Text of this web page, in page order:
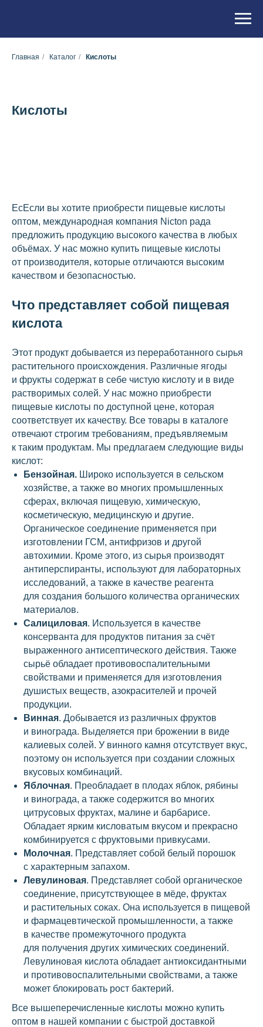
Главная / Каталог / Кислоты
Кислоты
ЕсЕсли вы хотите приобрести пищевые кислоты
оптом, международная компания Nicton рада
предложить продукцию высокого качества в любых
объёмах. У нас можно купить пищевые кислоты
от производителя, которые отличаются высоким
качеством и безопасностью.
Что представляет собой пищевая
кислота
Этот продукт добывается из переработанного сырья
растительного происхождения. Различные ягоды
и фрукты содержат в себе чистую кислоту и в виде
растворимых солей. У нас можно приобрести
пищевые кислоты по доступной цене, которая
соответствует их качеству. Все товары в каталоге
отвечают строгим требованиям, предъявляемым
к таким продуктам. Мы предлагаем следующие виды
кислот:
Бензойная. Широко используется в сельском
хозяйстве, а также во многих промышленных
сферах, включая пищевую, химическую,
косметическую, медицинскую и другие.
Органическое соединение применяется при
изготовлении ГСМ, антифризов и другой
автохимии. Кроме этого, из сырья производят
антиперспиранты, используют для лабораторных
исследований, а также в качестве реагента
для создания большого количества органических
материалов.
Салициловая. Используется в качестве
консерванта для продуктов питания за счёт
выраженного антисептического действия. Также
сырьё обладает противовоспалительными
свойствами и применяется для изготовления
душистых веществ, азокрасителей и прочей
продукции.
Винная. Добывается из различных фруктов
и винограда. Выделяется при брожении в виде
калиевых солей. У винного камня отсутствует вкус,
поэтому он используется при создании сложных
вкусовых комбинаций.
Яблочная. Преобладает в плодах яблок, рябины
и винограда, а также содержится во многих
цитрусовых фруктах, малине и барбарисе.
Обладает ярким кисловатым вкусом и прекрасно
комбинируется с фруктовыми привкусами.
Молочная. Представляет собой белый порошок
с характерным запахом.
Левулиновая. Представляет собой органическое
соединение, присутствующее в мёде, фруктах
и растительных соках. Она используется в пищевой
и фармацевтической промышленности, а также
в качестве промежуточного продукта
для получения других химических соединений.
Левулиновая кислота обладает антиоксидантными
и противовоспалительными свойствами, а также
может блокировать рост бактерий.
Все вышеперечисленные кислоты можно купить
оптом в нашей компании с быстрой доставкой